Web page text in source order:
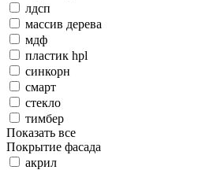
лдсп
массив дерева
мдф
пластик hpl
синкорн
смарт
стекло
тимбер
Показать все
Покрытие фасада
акрил